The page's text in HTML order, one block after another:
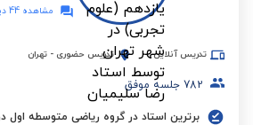
مشاهده 44 دیدگاه
تدریس آنلاین تدریس حضوری - تهران
782 جلسه موفق
برترین استاد در گروه ریاضی متوسطه اول در